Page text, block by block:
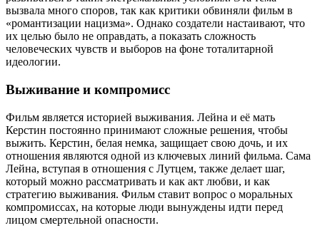
вызвала много споров, так как критики обвиняли фильм в
«романтизации нацизма». Однако создатели настаивают, что
их целью было не оправдать, а показать сложность
человеческих чувств и выборов на фоне тоталитарной
идеологии.
Выживание и компромисс
Фильм является историей выживания. Лейна и её мать
Керстин постоянно принимают сложные решения, чтобы
выжить. Керстин, белая немка, защищает свою дочь, и их
отношения являются одной из ключевых линий фильма. Сама
Лейна, вступая в отношения с Лутцем, также делает шаг,
который можно рассматривать и как акт любви, и как
стратегию выживания. Фильм ставит вопрос о моральных
компромиссах, на которые люди вынуждены идти перед
лицом смертельной опасности.